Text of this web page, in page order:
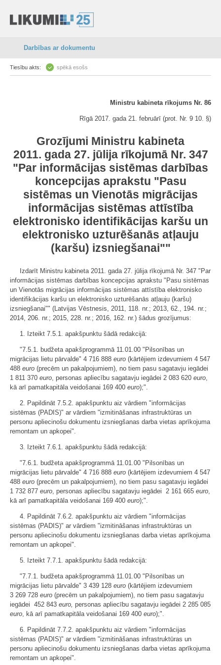
Darbības ar dokumentu
Tiesību akts: spēkā esošs
Ministru kabineta rīkojums Nr. 86
Rīgā 2017. gada 21. februārī (prot. Nr. 9 10. §)
Grozījumi Ministru kabineta
2011. gada 27. jūlija rīkojumā Nr. 347
"Par informācijas sistēmas darbības
koncepcijas aprakstu "Pasu
sistēmas un Vienotās migrācijas
informācijas sistēmas attīstība
elektronisko identifikācijas karšu un
elektronisko uzturēšanās atļauju
(karšu) izsniegšanai""
Izdarīt Ministru kabineta 2011. gada 27. jūlija rīkojumā Nr. 347 "Par
informācijas sistēmas darbības koncepcijas aprakstu "Pasu sistēmas
un Vienotās migrācijas informācijas sistēmas attīstība elektronisko
identifikācijas karšu un elektronisko uzturēšanās atļauju (karšu)
izsniegšanai"" (Latvijas Vēstnesis, 2011, 118. nr.; 2013, 62., 194. nr.;
2014, 206. nr.; 2015, 228. nr.; 2016, 162. nr.) šādus grozījumus:
1. Izteikt 7.5.1. apakšpunktu šādā redakcijā:
"7.5.1. budžeta apakšprogrammā 11.01.00 "Pilsonības un
migrācijas lietu pārvalde" 4 716 888 euro (kārtējiem izdevumiem 4 547
488 euro (precēm un pakalpojumiem), no tiem pasu sagatavju iegādei
1 811 370 euro, personas apliecību sagatavju iegādei 2 083 620 euro,
kā arī pamatkapitāla veidošanai 169 400 euro);".
2. Papildināt 7.5.2. apakšpunktu aiz vārdiem "informācijas
sistēmas (PADIS)" ar vārdiem "izmitināšanas infrastruktūras un
personu apliecinošu dokumentu izsniegšanas darba vietas aprīkojuma
remontam un apkopei".
3. Izteikt 7.6.1. apakšpunktu šādā redakcijā:
"7.6.1. budžeta apakšprogrammā 11.01.00 "Pilsonības un
migrācijas lietu pārvalde" 4 716 888 euro (kārtējiem izdevumiem 4 547
488 euro (precēm un pakalpojumiem), no tiem pasu sagatavju iegādei
1 732 877 euro, personas apliecību sagatavju iegādei 2 161 665 euro,
kā arī pamatkapitāla veidošanai 169 400 euro);".
4. Papildināt 7.6.2. apakšpunktu aiz vārdiem "informācijas
sistēmas (PADIS)" ar vārdiem "izmitināšanas infrastruktūras un
personu apliecinošu dokumentu izsniegšanas darba vietas aprīkojuma
remontam un apkopei".
5. Izteikt 7.7.1. apakšpunktu šādā redakcijā:
"7.7.1. budžeta apakšprogrammā 11.01.00 "Pilsonības un
migrācijas lietu pārvalde" 3 439 128 euro (kārtējiem izdevumiem
3 269 728 euro (precēm un pakalpojumiem), no tiem pasu sagatavju
iegādei 452 843 euro, personas apliecību sagatavju iegādei 2 285 085
euro, kā arī pamatkapitāla veidošanai 169 400 euro);".
6. Papildināt 7.7.2. apakšpunktu aiz vārdiem "informācijas
sistēmas (PADIS)" ar vārdiem "izmitināšanas infrastruktūras un
personu apliecinošu dokumentu izsniegšanas darba vietas aprīkojuma
remontam un apkopei".